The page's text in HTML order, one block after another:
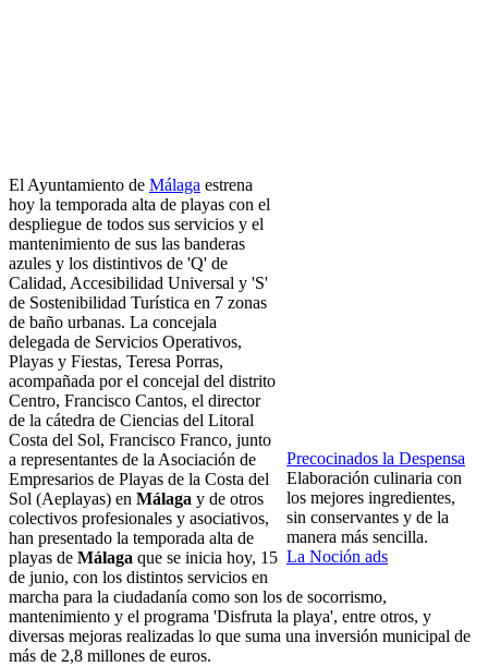
Precocinados la Despensa
Elaboración culinaria con
los mejores ingredientes,
sin conservantes y de la
manera más sencilla.
La Noción ads
El Ayuntamiento de Málaga estrena
hoy la temporada alta de playas con el
despliegue de todos sus servicios y el
mantenimiento de sus las banderas
azules y los distintivos de 'Q' de
Calidad, Accesibilidad Universal y 'S'
de Sostenibilidad Turística en 7 zonas
de baño urbanas. La concejala
delegada de Servicios Operativos,
Playas y Fiestas, Teresa Porras,
acompañada por el concejal del distrito
Centro, Francisco Cantos, el director
de la cátedra de Ciencias del Litoral
Costa del Sol, Francisco Franco, junto
a representantes de la Asociación de
Empresarios de Playas de la Costa del
Sol (Aeplayas) en Málaga y de otros
colectivos profesionales y asociativos,
han presentado la temporada alta de
playas de Málaga que se inicia hoy, 15
de junio, con los distintos servicios en
marcha para la ciudadanía como son los de socorrismo,
mantenimiento y el programa 'Disfruta la playa', entre otros, y
diversas mejoras realizadas lo que suma una inversión municipal de
más de 2,8 millones de euros.